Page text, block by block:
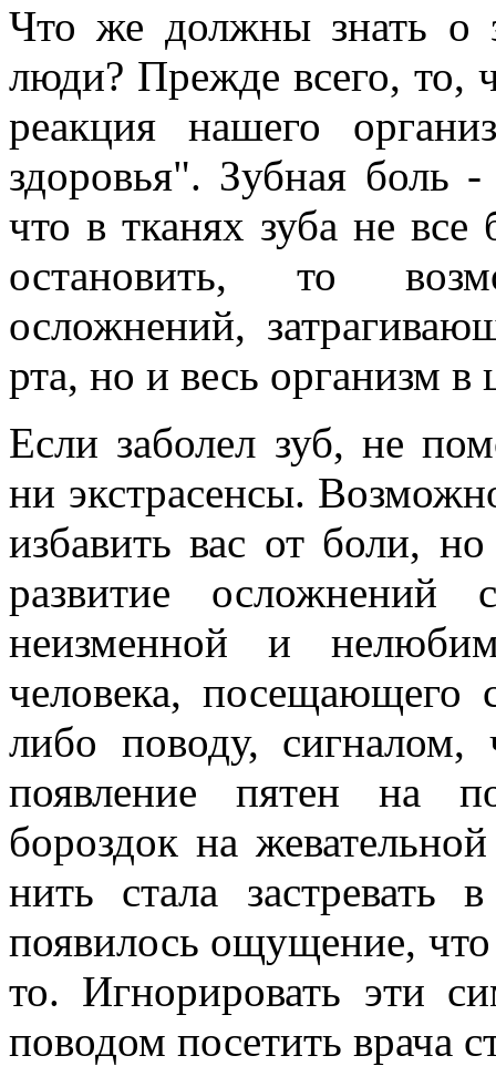
Что же должны знать о
люди? Прежде всего, то,
реакция нашего
здоровья". Зубная боль
что в тканях зуба не
остановить, то
осложнений,
рта, но и весь организм в
Если заболел зуб, не
ни экстрасенсы.
избавить вас от боли,
развитие осложнений
неизменной и
человека, посещающего
либо поводу,
появление пятен на
бороздок на
нить стала
появилось ощущение, что
то. Игнорировать эти
поводом посетить врача